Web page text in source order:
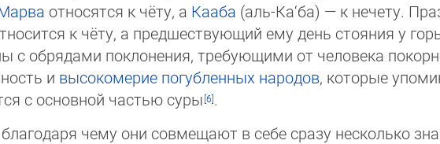
относятся к чёту, а Кааба (аль-Ка‘ба) — к нечету.
к чёту, а предшествующий ему день стояния у
с обрядами поклонения, требующими от человека
и высокомерие погубленных народов, кото­рые
с основной частью суры
.
чему они совмещают в себе сразу несколько